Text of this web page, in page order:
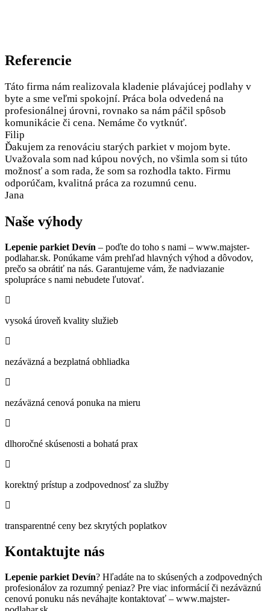
Referencie
Táto firma nám realizovala kladenie plávajúcej podlahy v
byte a sme veľmi spokojní. Práca bola odvedená na
profesionálnej úrovni, rovnako sa nám páčil spôsob
komunikácie či cena. Nemáme čo vytknúť.
Filip
Ďakujem za renováciu starých parkiet v mojom byte.
Uvažovala som nad kúpou nových, no všimla som si túto
možnosť a som rada, že som sa rozhodla takto. Firmu
odporúčam, kvalitná práca za rozumnú cenu.
Jana
Naše výhody
Lepenie parkiet Devín – poďte do toho s nami – www.majster-
podlahar.sk. Ponúkame vám prehľad hlavných výhod a dôvodov,
prečo sa obrátiť na nás. Garantujeme vám, že nadviazanie
spolupráce s nami nebudete ľutovať.
vysoká úroveň kvality služieb
nezáväzná a bezplatná obhliadka
nezáväzná cenová ponuka na mieru
dlhoročné skúsenosti a bohatá prax
korektný prístup a zodpovednosť za služby
transparentné ceny bez skrytých poplatkov
Kontaktujte nás
Lepenie parkiet Devín? Hľadáte na to skúsených a zodpovedných
profesionálov za rozumný peniaz? Pre viac informácií či nezáväznú
cenovú ponuku nás neváhajte kontaktovať – www.majster-